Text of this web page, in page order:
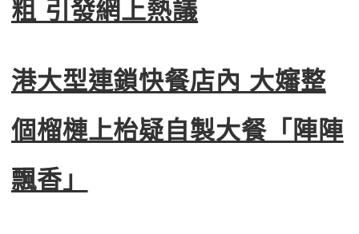
粗 引發網上熱議
港大型連鎖快餐店內 大嬸整
個榴槤上枱疑自製大餐「陣陣
飄香」